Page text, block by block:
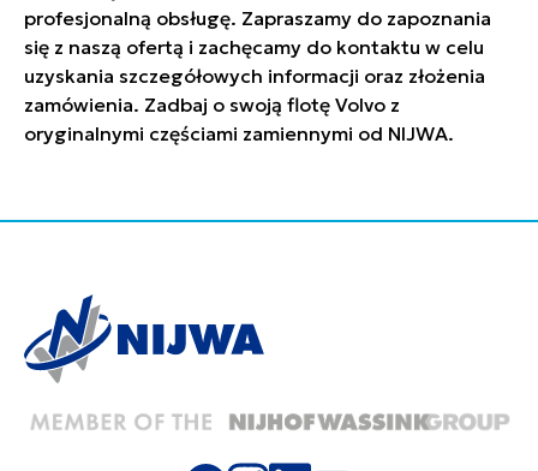
profesjonalną obsługę. Zapraszamy do zapoznania
się z naszą ofertą i zachęcamy do kontaktu w celu
uzyskania szczegółowych informacji oraz złożenia
zamówienia. Zadbaj o swoją flotę Volvo z
oryginalnymi częściami zamiennymi od NIJWA.